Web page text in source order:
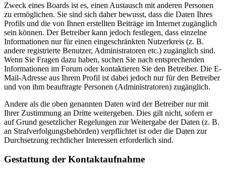
Zweck eines Boards ist es, einen Austausch mit anderen Personen
zu ermöglichen. Sie sind sich daher bewusst, dass die Daten Ihres
Profils und die von Ihnen erstellten Beiträge im Internet zugänglich
sein können. Der Betreiber kann jedoch festlegen, dass einzelne
Informationen nur für einen eingeschränkten Nutzerkreis (z. B.
andere registrierte Benutzer, Administratoren etc.) zugänglich sind.
Wenn Sie Fragen dazu haben, suchen Sie nach entsprechenden
Informationen im Forum oder kontaktieren Sie den Betreiber. Die E-
Mail-Adresse aus Ihrem Profil ist dabei jedoch nur für den Betreiber
und von ihm beauftragte Personen (Administratoren) zugänglich.
Andere als die oben genannten Daten wird der Betreiber nur mit
Ihrer Zustimmung an Dritte weitergeben. Dies gilt nicht, sofern er
auf Grund gesetzlicher Regelungen zur Weitergabe der Daten (z. B.
an Strafverfolgungsbehörden) verpflichtet ist oder die Daten zur
Durchsetzung rechtlicher Interessen erforderlich sind.
Gestattung der Kontaktaufnahme